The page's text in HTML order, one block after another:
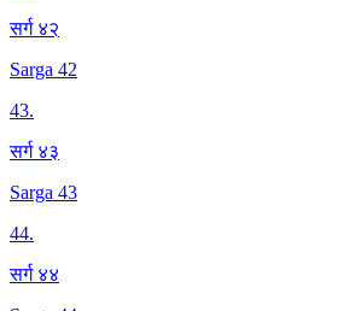
सर्ग ४२
Sarga 42
43.
सर्ग ४३
Sarga 43
44.
सर्ग ४४